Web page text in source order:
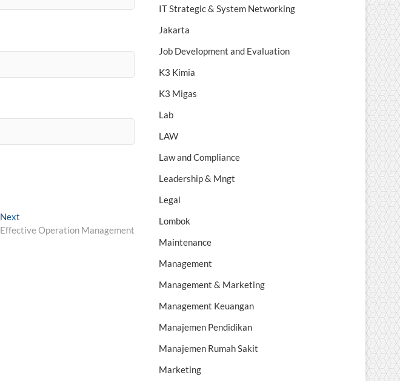
Next
post:
Effective Operation Management
IT Strategic & System Networking
Jakarta
Job Development and Evaluation
K3 Kimia
K3 Migas
Lab
LAW
Law and Compliance
Leadership & Mngt
Legal
Lombok
Maintenance
Management
Management & Marketing
Management Keuangan
Manajemen Pendidikan
Manajemen Rumah Sakit
Marketing